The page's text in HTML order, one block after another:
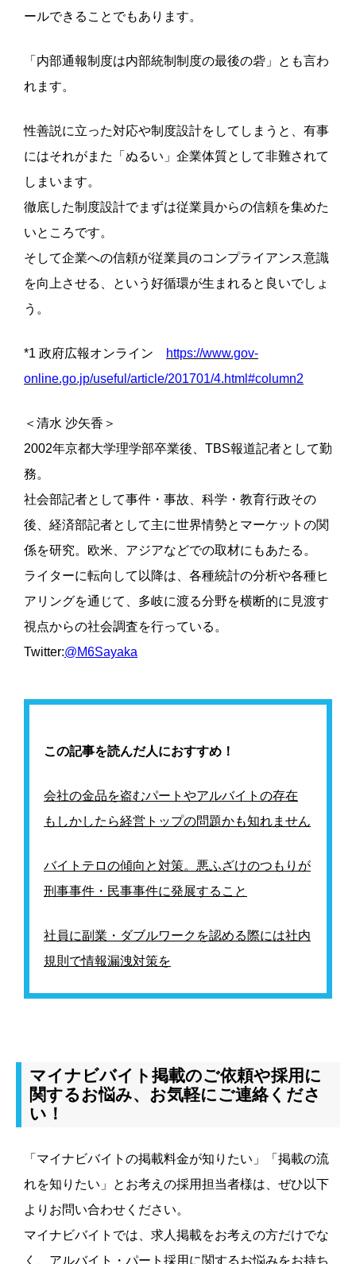
ールできることでもあります。
「内部通報制度は内部統制制度の最後の砦」とも言わ
れます。
性善説に立った対応や制度設計をしてしまうと、有事
にはそれがまた「ぬるい」企業体質として非難されて
しまいます。
徹底した制度設計でまずは従業員からの信頼を集めた
いところです。
そして企業への信頼が従業員のコンプライアンス意識
を向上させる、という好循環が生まれると良いでしょ
う。
*1 政府広報オンライン
https://www.gov-
online.go.jp/useful/article/201701/4.html#column2
＜清水 沙矢香＞
2002年京都大学理学部卒業後、TBS報道記者として勤
務。
社会部記者として事件・事故、科学・教育行政その
後、経済部記者として主に世界情勢とマーケットの関
係を研究。欧米、アジアなどでの取材にもあたる。
ライターに転向して以降は、各種統計の分析や各種ヒ
アリングを通じて、多岐に渡る分野を横断的に見渡す
視点からの社会調査を行っている。
Twitter:@M6Sayaka
この記事を読んだ人におすすめ！
会社の金品を盗むパートやアルバイトの存在
もしかしたら経営トップの問題かも知れません
バイトテロの傾向と対策。悪ふざけのつもりが
刑事事件・民事事件に発展すること
社員に副業・ダブルワークを認める際には社内
規則で情報漏洩対策を
マイナビバイト掲載のご依頼や採用に
関するお悩み、お気軽にご連絡くださ
い！
「マイナビバイトの掲載料金が知りたい」「掲載の流
れを知りたい」とお考えの採用担当者様は、ぜひ以下
よりお問い合わせください。
マイナビバイトでは、求人掲載をお考えの方だけでな
く、アルバイト・パート採用に関するお悩みをお持ち